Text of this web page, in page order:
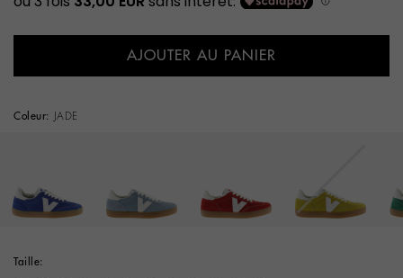
AJOUTER AU PANIER
Coleur: JADE
Taille: